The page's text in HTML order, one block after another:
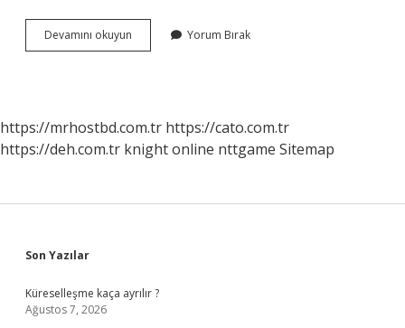
Devamını okuyun
Hesabına
Yatırılır
Yorum Bırak
https://mrhostbd.com.tr https://cato.com.tr
https://deh.com.tr knight online nttgame Sitemap
Sidebar
Son Yazılar
Küreselleşme kaça ayrılır ?
Ağustos 7, 2026